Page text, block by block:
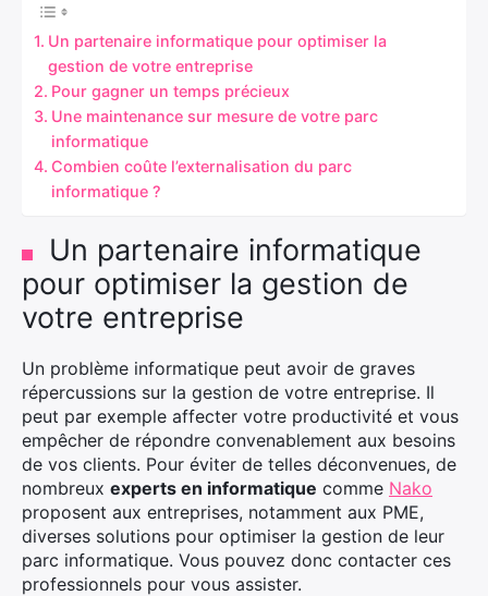
Un partenaire informatique pour optimiser la
gestion de votre entreprise
Pour gagner un temps précieux
Une maintenance sur mesure de votre parc
informatique
Combien coûte l’externalisation du parc
informatique ?
Un partenaire informatique
pour optimiser la gestion de
votre entreprise
Un problème informatique peut avoir de graves
répercussions sur la gestion de votre entreprise. Il
peut par exemple affecter votre productivité et vous
empêcher de répondre convenablement aux besoins
de vos clients. Pour éviter de telles déconvenues, de
nombreux experts en informatique comme Nako
proposent aux entreprises, notamment aux PME,
diverses solutions pour optimiser la gestion de leur
parc informatique. Vous pouvez donc contacter ces
professionnels pour vous assister.